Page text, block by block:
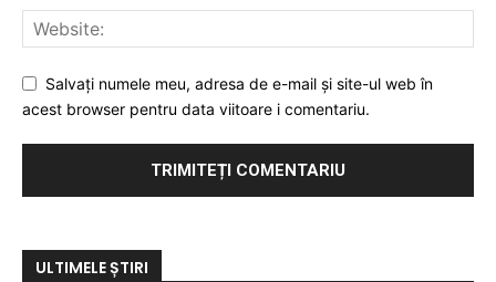
Salvați numele meu, adresa de e-mail și site-ul web în
acest browser pentru data viitoare i comentariu.
ULTIMELE ȘTIRI